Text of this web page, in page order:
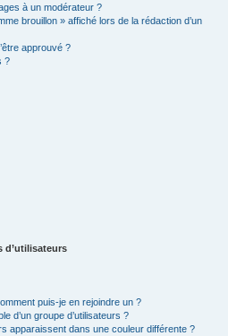
à un modérateur ?
brouillon » affiché lors de la rédaction d’un
approuvé ?
?
d’utilisateurs
puis-je en rejoindre un ?
d’un groupe d’utilisateurs ?
apparaissent dans une couleur différente ?